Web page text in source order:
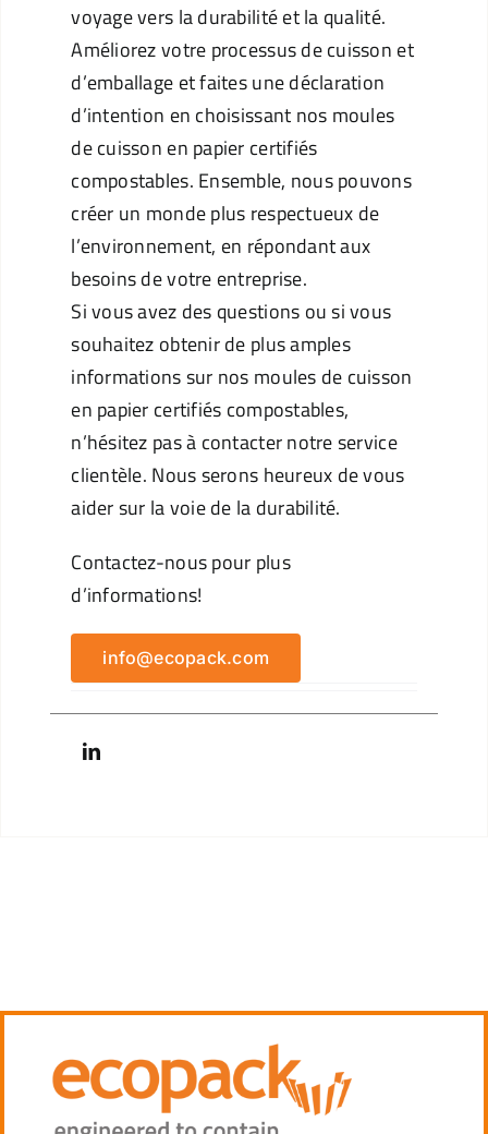
voyage vers la durabilité et la qualité.
Améliorez votre processus de cuisson et
d’emballage et faites une déclaration
d’intention en choisissant nos moules
de cuisson en papier certifiés
compostables. Ensemble, nous pouvons
créer un monde plus respectueux de
l’environnement, en répondant aux
besoins de votre entreprise.
Si vous avez des questions ou si vous
souhaitez obtenir de plus amples
informations sur nos moules de cuisson
en papier certifiés compostables,
n’hésitez pas à contacter notre service
clientèle. Nous serons heureux de vous
aider sur la voie de la durabilité.
Contactez-nous pour plus
d’informations!
info@ecopack.com